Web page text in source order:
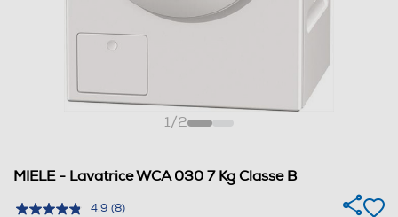
1/2
MIELE - Lavatrice WCA 030 7 Kg Classe B
4.9 (8)